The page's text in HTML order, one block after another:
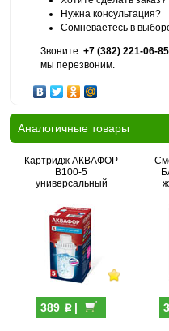
Нужна консультация?
Сомневаетесь в
Звоните: +7 (382) 221-06-85
мы перезвоним.
Аналогичные товары
Картридж АКВАФОР
В100-5
универсальный
389 p|